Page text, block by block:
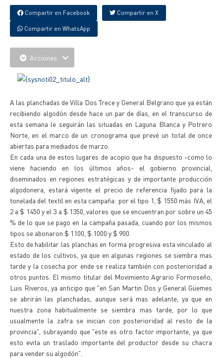
Compartir en Facebook Compartir en X
Compartir en WhatsApp
Acciones
A las planchadas de Villa Dos Trece y General Belgrano que ya están
recibiendo algodón desde hace un par de días, en el transcurso de
esta semana le seguirán las situadas en Laguna Blanca y Potrero
Norte, en el marco de un cronograma que prevé un total de once
abiertas para mediados de marzo.
En cada una de estos lugares de acopio que ha dispuesto -como lo
viene haciendo en los últimos años- el gobierno provincial,
diseminados en regiones estratégicas y de importante producción
algodonera, estará vigente el precio de referencia fijado para la
tonelada del textil en esta campaña: por el tipo 1, $ 1550 más IVA, el
2 a $ 1450 y el 3 a $ 1350, valores que se encuentran por sobre un 45
% de lo que se pago en la campaña pasada, cuando por los mismos
tipos se abonaron $ 1100, $ 1000 y $ 900.
Esto de habilitar las planchas en forma progresiva esta vinculado al
estado de los cultivos, ya que en algunas regiones se siembra mas
tarde y la cosecha por ende se realiza también con posterioridad a
otros puntos. El mismo titular del Movimiento Agrario Formoseño,
Luis Riveros, ya anticipo que "en San Martin Dos y General Güemes
se abrirán las planchadas, aunque será mas adelante, ya que en
nuestra zona habitualmente se siembra mas tarde, por lo que
usualmente la zafra se inician con posterioridad al resto de la
provincia", subrayando que "este es otro factor importante, ya que
esto evita un traslado importante del productor desde su chacra
para vender su algodón".